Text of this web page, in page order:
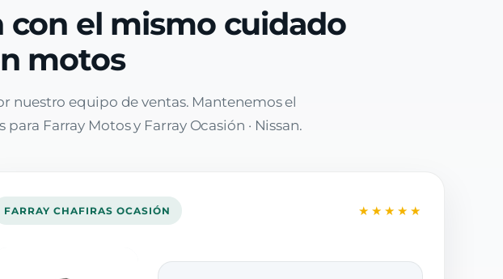
con el mismo cuidado
motos
nuestro equipo de ventas. Mantenemos el
Farray Motos y Farray Ocasión · Nissan.
FARRAY CHAFIRAS OCASIÓN ★★★★★